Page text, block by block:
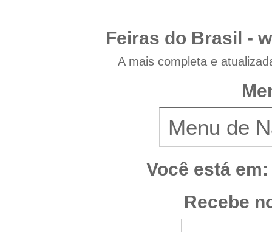
Feiras do Brasil -
A mais completa e
Você está em:
Recebe